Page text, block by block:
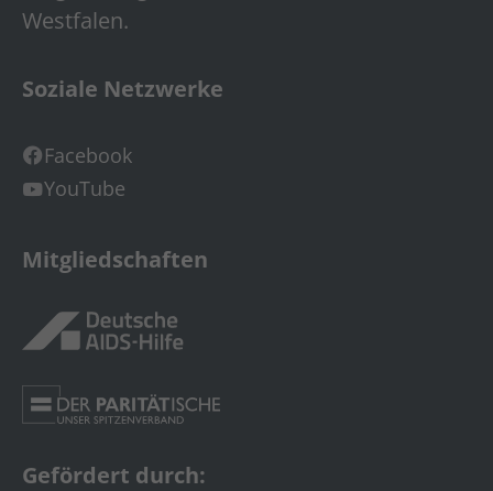
Westfalen.
Soziale Netzwerke
Facebook
YouTube
Mitgliedschaften
Gefördert durch: